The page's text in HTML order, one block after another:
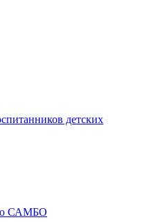
детских
САМБО